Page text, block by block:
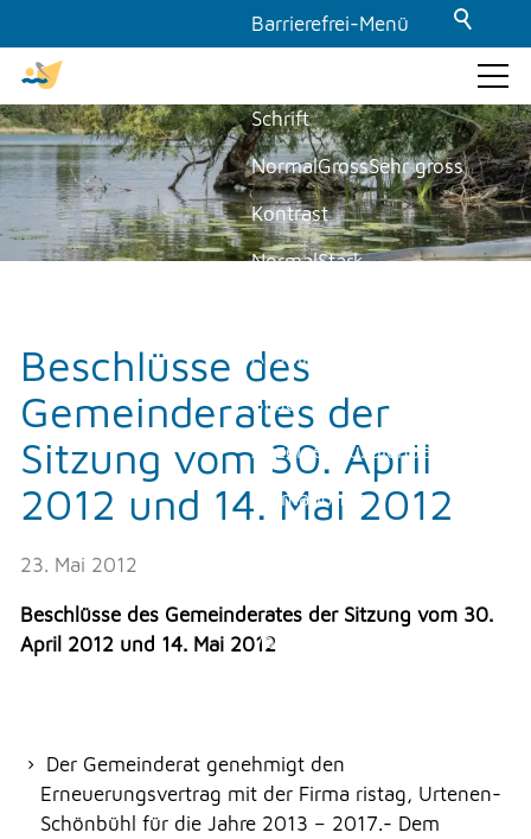
Barrierefrei-Menü
Powered by Weblication® CMS
Schrift
NormalGrossSehr gross
Kontrast
NormalStark
AusEin
Bilder
Anzeigen
Ausblenden
Animationen
Vorlesen starten
GEMEINDE & POLITIK
THEMEN & VERWALTUNG
FREIZEIT
GEWERBE
KONTAKT
Beschlüsse des
Gemeinderates der
Sitzung vom 30. April
2012 und 14. Mai 2012
23. Mai 2012
Beschlüsse des Gemeinderates der Sitzung vom 30.
April 2012 und 14. Mai 2012
Der Gemeinderat genehmigt den
Erneuerungsvertrag mit der Firma ristag, Urtenen-
Schönbühl für die Jahre 2013 – 2017.- Dem